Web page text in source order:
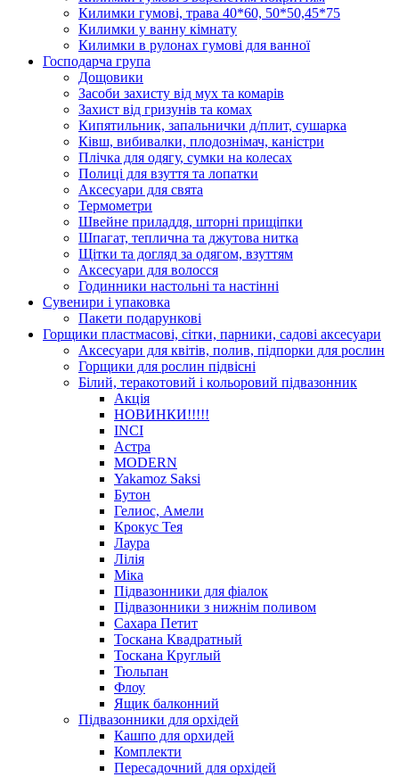
Килимки гумові, трава 40*60, 50*50,45*75
Килимки у ванну кімнату
Килимки в рулонах гумові для ванної
Господарча група
Дощовики
Засоби захисту від мух та комарів
Захист від гризунів та комах
Кипятильник, запальнички д/плит, сушарка
Ківш, вибивалки, плодознімач, каністри
Плічка для одягу, сумки на колесах
Полиці для взуття та лопатки
Аксесуари для свята
Термометри
Швейне приладдя, шторні прищіпки
Шпагат, теплична та джутова нитка
Щітки та догляд за одягом, взуттям
Аксесуари для волосся
Годинники настольні та настінні
Сувенири і упаковка
Пакети подарункові
Горщики пластмасові, сітки, парники, садові аксесуари
Аксесуари для квітів, полив, підпорки для рослин
Горщики для рослин підвісні
Білий, теракотовий і кольоровий підвазонник
Акція
HОВИНКИ!!!!!
INCI
Астра
MODERN
Yakamoz Saksi
Бутон
Гелиос, Амели
Крокус Тея
Лаура
Лілія
Міка
Підвазонники для фіалок
Підвазонники з нижнім поливом
Сахара Петит
Тоскана Квадратный
Тоскана Круглый
Тюльпан
Флоу
Ящик балконний
Підвазонники для орхідей
Кашпо для орхидей
Комплекти
Пересадочний для орхідей